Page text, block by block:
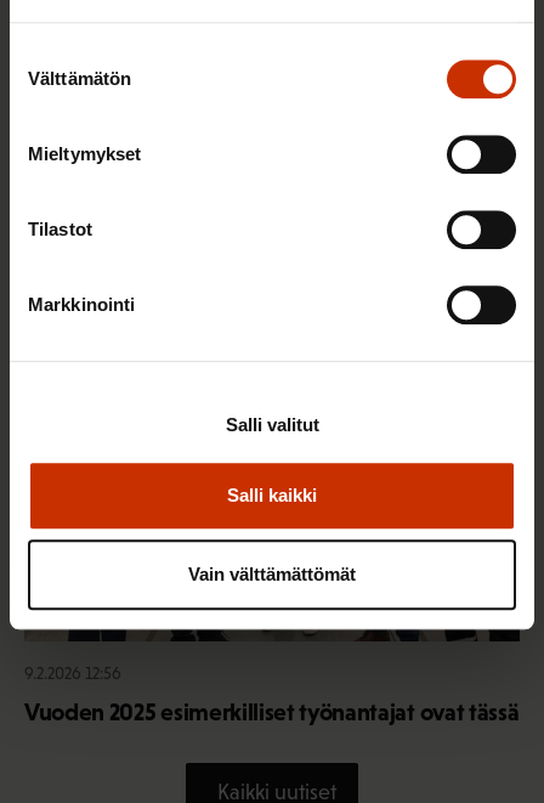
valinta
Välttämätön
Mieltymykset
Tilastot
Markkinointi
Salli kaikki
Salli valitut
Vain välttämättömät
Työaikaisella ruokailulla on väliä – lue vinkit
jaksamista tukevaan terveelliseen syömiseen
9.2.2026 12:56
Vuoden 2025 esimerkilliset työnantajat ovat tässä
Kaikki uutiset